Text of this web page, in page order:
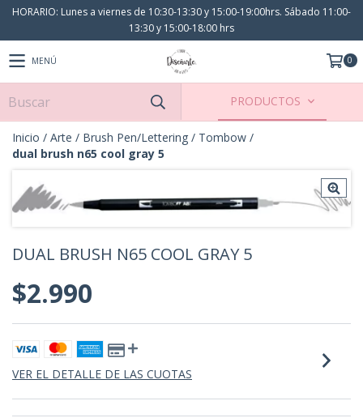
HORARIO: Lunes a viernes de 10:30-13:30 y 15:00-19:00hrs. Sábado 11:00-
13:30 y 15:00-18:00 hrs
MENÚ 0
PRODUCTOS
Inicio / Arte / Brush Pen/Lettering / Tombow /
dual brush n65 cool gray 5
DUAL BRUSH N65 COOL GRAY 5
$2.990
VER EL DETALLE DE LAS CUOTAS